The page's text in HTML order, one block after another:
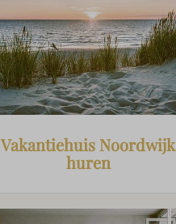
Vakantiehuis Noordwijk
huren